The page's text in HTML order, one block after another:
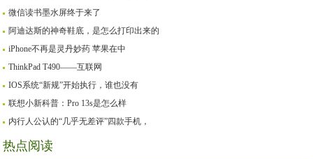
微信读书墨水屏终于来了
阿迪达斯的神奇鞋底，是怎么打印出来的
iPhone不再是灵丹妙药 苹果在中
ThinkPad T490——互联网
IOS系统“新规”开始执行，谁也没有
联想小新科普：Pro 13s是怎么样
内行人公认的“几乎无差评”四款手机，
热点阅读